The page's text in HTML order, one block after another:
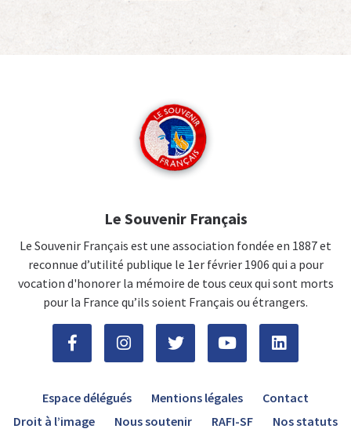
Le Souvenir Français
Le Souvenir Français est une association fondée en 1887 et
reconnue d’utilité publique le 1er février 1906 qui a pour
vocation d'honorer la mémoire de tous ceux qui sont morts
pour la France qu’ils soient Français ou étrangers.
Espace délégués Mentions légales
Contact
Droit à l’image
Nous soutenir RAFI-SF Nos statuts